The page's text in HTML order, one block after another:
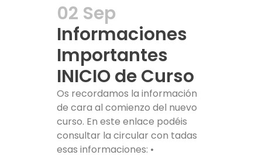
02 Sep
Informaciones
Importantes
INICIO de Curso
Os recordamos la información
de cara al comienzo del nuevo
curso. En este enlace podéis
consultar la circular con tadas
esas informaciones: •